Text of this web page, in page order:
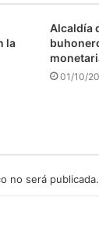
la
Alcaldía
01/10/
no será publicada.